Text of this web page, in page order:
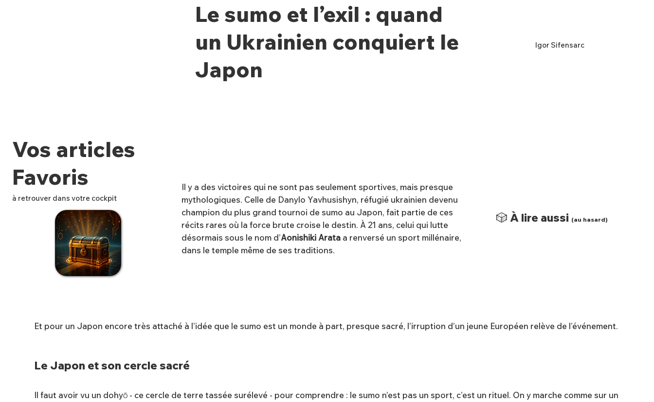
Le sumo et l’exil : quand
un Ukrainien conquiert le
Japon
Igor Sifensarc
Il y a des victoires qui ne sont pas seulement sportives, mais presque
mythologiques. Celle de Danylo Yavhusishyn, réfugié ukrainien devenu
champion du plus grand tournoi de sumo au Japon, fait partie de ces
récits rares où la force brute croise le destin. À 21 ans, celui qui lutte
désormais sous le nom d’Aonishiki Arata a renversé un sport millénaire,
dans le temple même de ses traditions.
Vos articles
Favoris
à retrouver dans votre cockpit
🎲 À lire aussi (au hasard)
Et pour un Japon encore très attaché à l’idée que le sumo est un monde à part, presque sacré, l’irruption d’un jeune Européen relève de l’événement.
Le Japon et son cercle sacré
Il faut avoir vu un dohyō - ce cercle de terre tassée surélevé - pour comprendre : le sumo n’est pas un sport, c’est un rituel. On y marche comme sur un